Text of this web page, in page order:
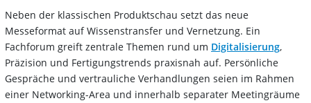
Neben der klassischen Produktschau setzt das neue
Messeformat auf Wissenstransfer und Vernetzung. Ein
Fachforum greift zentrale Themen rund um Digitalisierung,
Präzision und Fertigungstrends praxisnah auf. Persönliche
Gespräche und vertrauliche Verhandlungen seien im Rahmen
einer Networking-Area und innerhalb separater Meetingräume